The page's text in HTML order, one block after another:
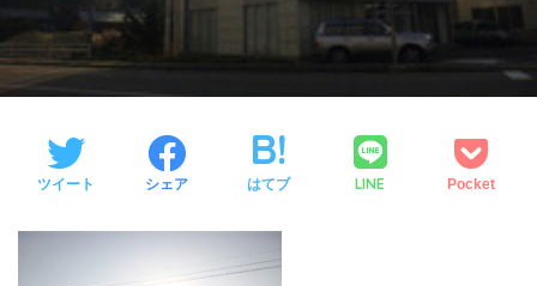
ツイート シェア はてブ LINE Pocket